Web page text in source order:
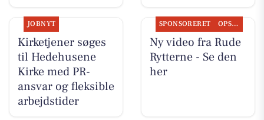
JOBNYT
Kirketjener søges
til Hedehusene
Kirke med PR-
ansvar og fleksible
arbejdstider
SPONSORERET OPSLAGSTAVLEN
Ny video fra Rude
Rytterne - Se den
her